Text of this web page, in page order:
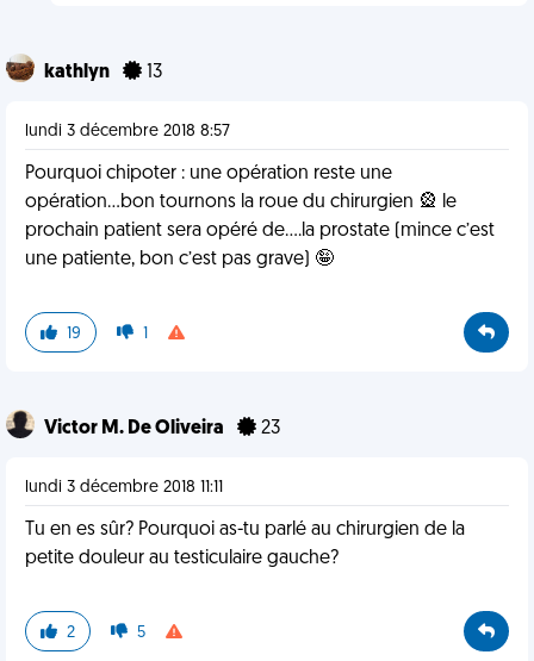
kathlyn 13
lundi 3 décembre 2018 8:57
Pourquoi chipoter : une opération reste une
opération...bon tournons la roue du chirurgien 🎡 le
prochain patient sera opéré de....la prostate (mince c’est
une patiente, bon c’est pas grave) 🤪
19 1
Victor M. De Oliveira 23
lundi 3 décembre 2018 11:11
Tu en es sûr? Pourquoi as-tu parlé au chirurgien de la
petite douleur au testiculaire gauche?
2 5